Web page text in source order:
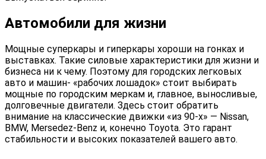
Автомобили для жизни
Мощные суперкары и гиперкары хороши на гонках и
выставках. Такие силовые характеристики для жизни и
бизнеса ни к чему. Поэтому для городских легковых
авто и машин- «рабочих лошадок» стоит выбирать
мощные по городским меркам и, главное, выносливые,
долговечные двигатели. Здесь стоит обратить
внимание на классические движки «из 90-х» — Nissan,
BMW, Mersedez-Benz и, конечно Toyota. Это гарант
стабильности и высоких показателей вашего авто.